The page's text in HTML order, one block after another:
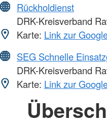
Rückholdienst
DRK-Kreisverband
Karte: Link zur
SEG Schnelle
DRK-Kreisverband
Karte: Link zur